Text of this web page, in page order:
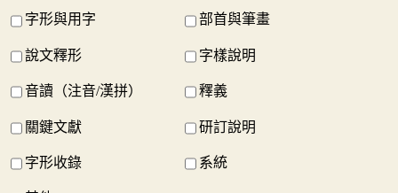
字形與用字 部首與筆畫
說文釋形 字樣說明
音讀（注音/漢拼） 釋義
關鍵文獻 研訂說明
字形收錄 系統